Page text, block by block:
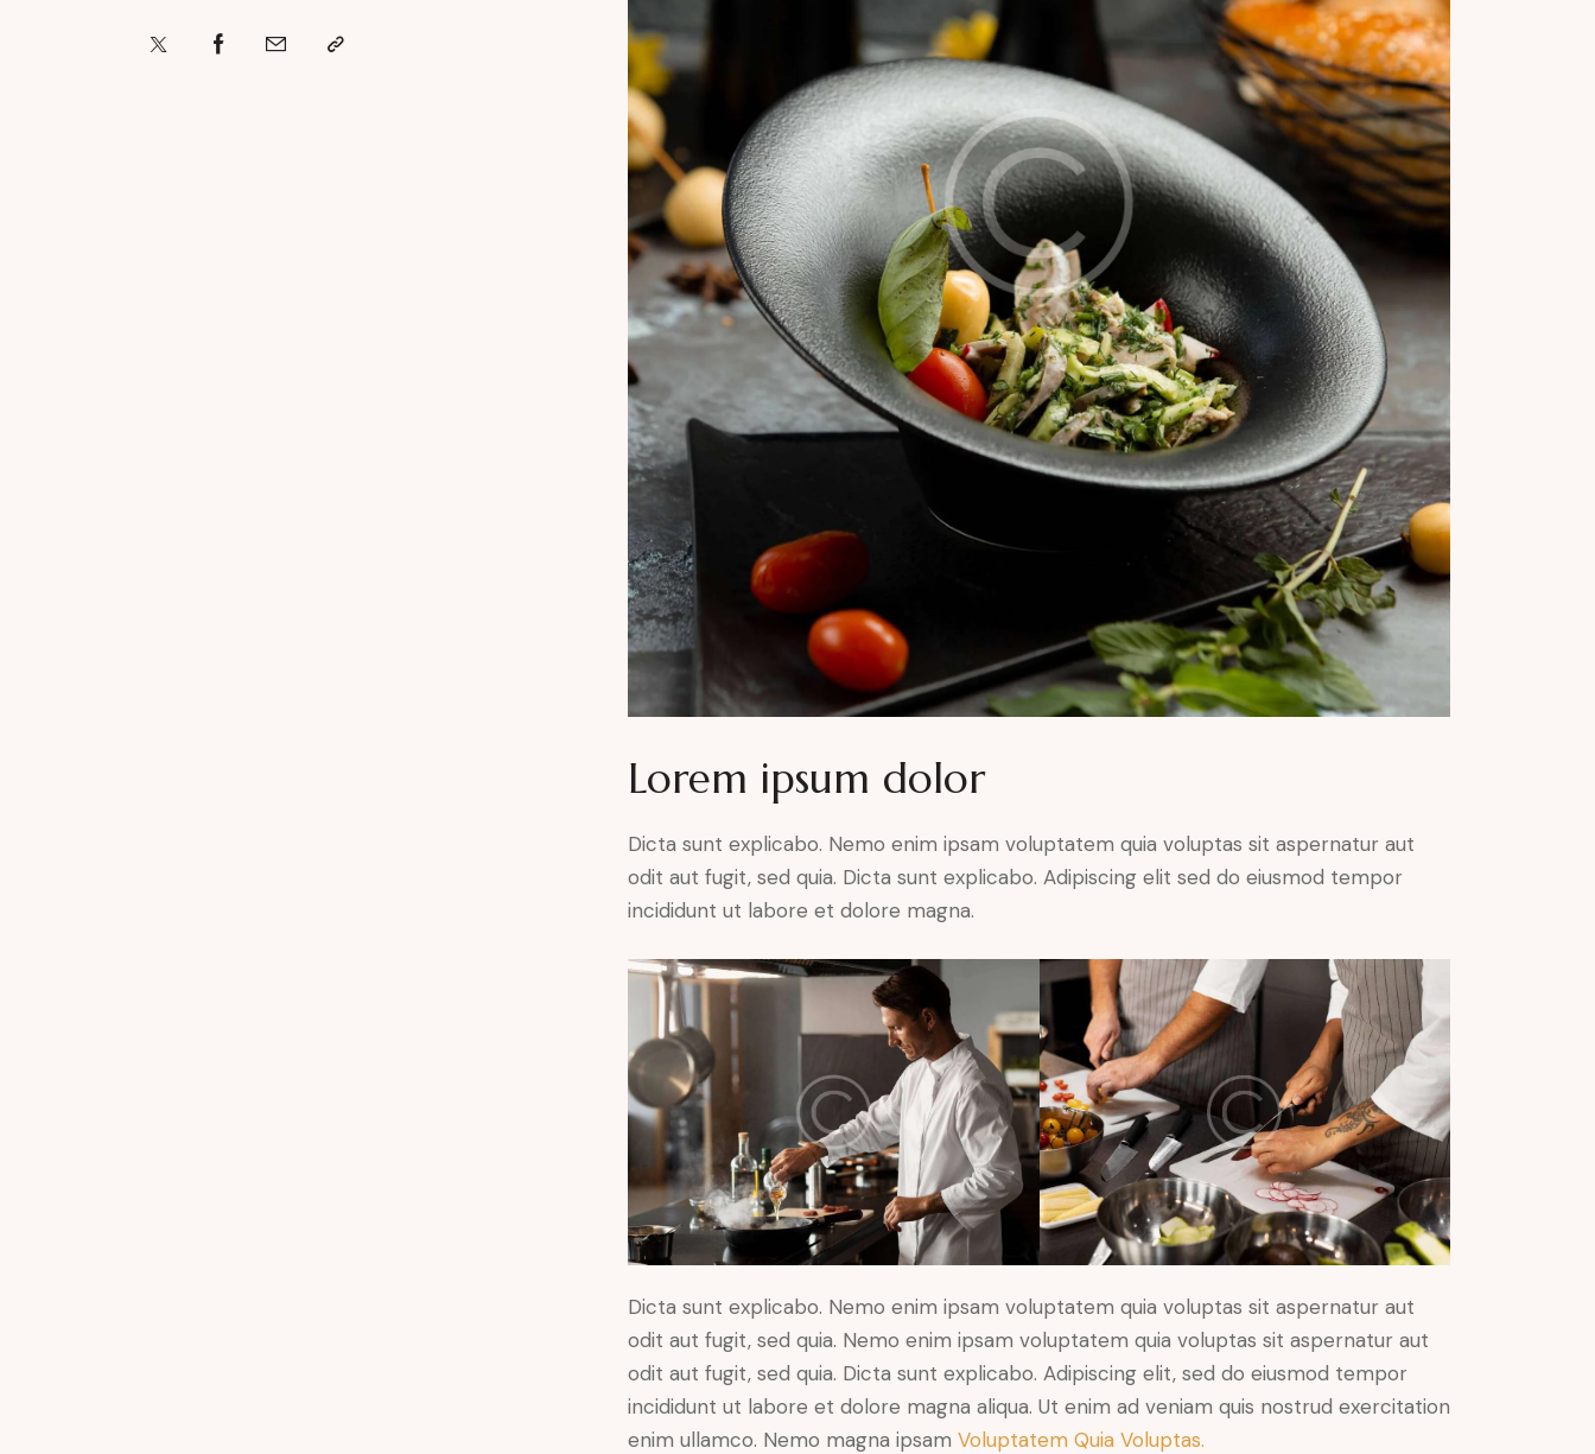
Lorem ipsum dolor
Dicta sunt explicabo. Nemo enim ipsam voluptatem quia voluptas sit aspernatur aut
odit aut fugit, sed quia. Dicta sunt explicabo. Adipiscing elit sed do eiusmod tempor
incididunt ut labore et dolore magna.
Dicta sunt explicabo. Nemo enim ipsam voluptatem quia voluptas sit aspernatur aut
odit aut fugit, sed quia. Nemo enim ipsam voluptatem quia voluptas sit aspernatur aut
odit aut fugit, sed quia. Dicta sunt explicabo. Adipiscing elit, sed do eiusmod tempor
incididunt ut labore et dolore magna aliqua. Ut enim ad veniam quis nostrud exercitation
enim ullamco. Nemo magna ipsam Voluptatem Quia Voluptas.